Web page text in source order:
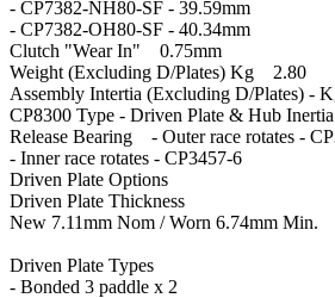
- CP7382-NH80-SF - 39.59mm
- CP7382-OH80-SF - 40.34mm
Clutch "Wear In" 0.75mm
Weight (Excluding D/Plates) Kg 2.80
Assembly Intertia (Excluding D/Plates) -
CP8300 Type - Driven Plate & Hub
Release Bearing - Outer race rotates -
- Inner race rotates - CP3457-6
Driven Plate Options
Driven Plate Thickness
New 7.11mm Nom / Worn 6.74mm Min.
Driven Plate Types
- Bonded 3 paddle x 2